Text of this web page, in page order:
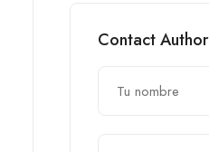
Contact Author